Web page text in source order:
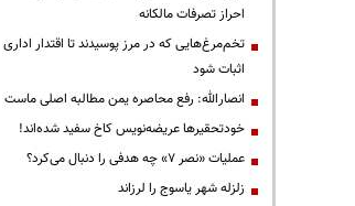
احراز تصرفات مالکانه
تخم‌مرغ‌هایی که در مرز پوسیدند تا اقتدار اداری
اثبات شود
انصارالله: رفع محاصره یمن مطالبه اصلی ماست
خودتحقیرها عریضه‌نویس کاخ سفید شده‌اند!
عملیات «نصر ۷» چه هدفی را دنبال می‌کرد؟
زلزله شهر یاسوج را لرزاند